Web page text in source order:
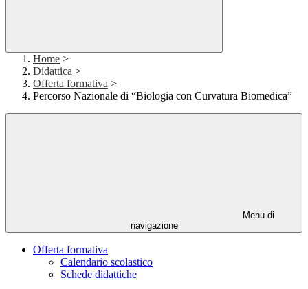
Home >
Didattica >
Offerta formativa >
Percorso Nazionale di “Biologia con Curvatura Biomedica”
Menu di
navigazione
Offerta formativa
Calendario scolastico
Schede didattiche